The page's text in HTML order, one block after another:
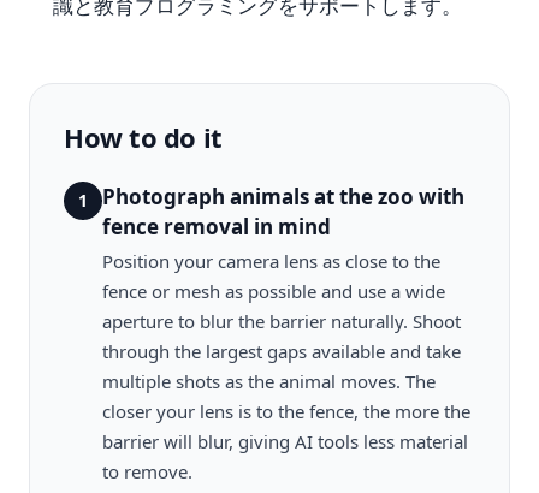
How to do it
1
Photograph animals at the zoo with
fence removal in mind
Position your camera lens as close to the
fence or mesh as possible and use a wide
aperture to blur the barrier naturally. Shoot
through the largest gaps available and take
multiple shots as the animal moves. The
closer your lens is to the fence, the more the
barrier will blur, giving AI tools less material
to remove.